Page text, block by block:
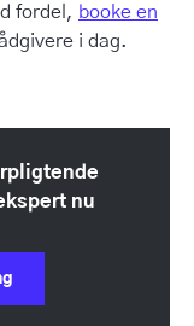
fordel, booke en
i dag.
nu